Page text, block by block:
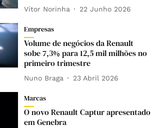
Vítor Norinha 22 Junho 2026
Empresas
Volume de negócios da Renault
sobe 7,3% para 12,5 mil milhões no
primeiro trimestre
Nuno Braga 23 Abril 2026
Marcas
O novo Renault Captur apresentado
em Genebra